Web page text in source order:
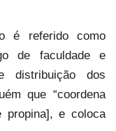
é referido como
de faculdade e
distribuição dos
que “coordena
propina], e coloca